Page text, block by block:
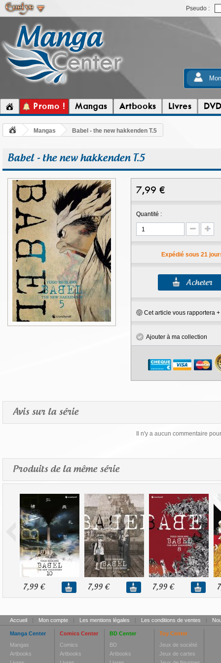
Pseudo :
Promo ! Mangas Artbooks Livres DVD
Mangas Babel - the new hakkenden T.5
Babel - the new hakkenden T.5
7,99 €
Quantité :
Expédié sous 21
Cet article vous rapportera +
Ajouter à ma collection
Avis sur la série
Il n'y a aucun commentaire
Produits de la même série
7,99 € 7,99 € 7,99 €
Accueil | Mon compte | Les mentions légales | Les conditions de ventes |
Manga Center
Mangas
Artbooks
Comics Center
Comics
Artbooks
BD Center
BD
Artbooks
Toy Center
Jeux de société
Jeux de cartes